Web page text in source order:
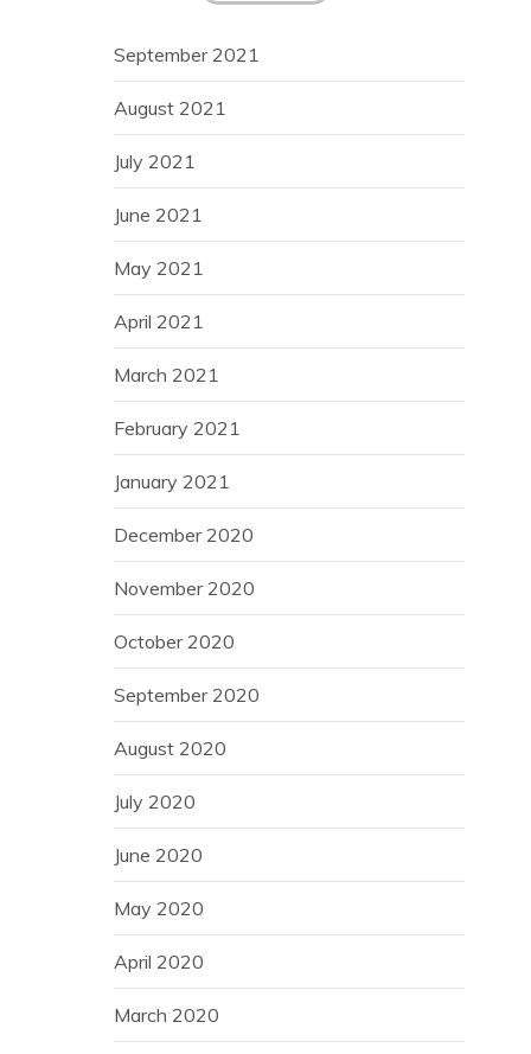
September 2021
August 2021
July 2021
June 2021
May 2021
April 2021
March 2021
February 2021
January 2021
December 2020
November 2020
October 2020
September 2020
August 2020
July 2020
June 2020
May 2020
April 2020
March 2020